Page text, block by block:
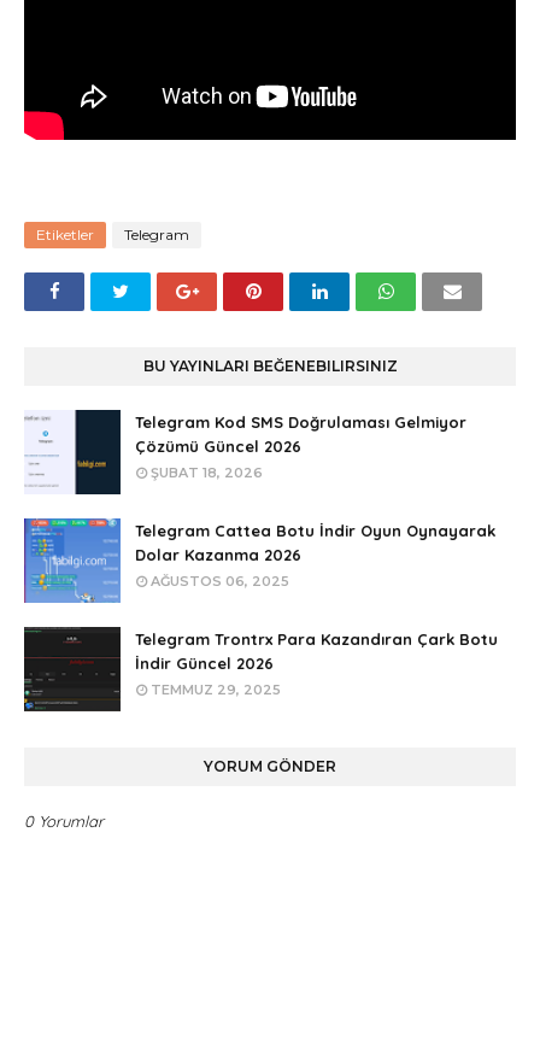
Etiketler Telegram
BU YAYINLARI BEĞENEBILIRSINIZ
Telegram Kod SMS Doğrulaması Gelmiyor
Çözümü Güncel 2026
ŞUBAT 18, 2026
Telegram Cattea Botu İndir Oyun Oynayarak
Dolar Kazanma 2026
AĞUSTOS 06, 2025
Telegram Trontrx Para Kazandıran Çark Botu
İndir Güncel 2026
TEMMUZ 29, 2025
YORUM GÖNDER
0 Yorumlar